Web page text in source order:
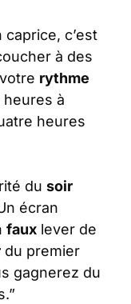
caprice, c’est
à des
rythme
heures à
heures
du soir
écran
faux lever de
du premier
gagnerez du